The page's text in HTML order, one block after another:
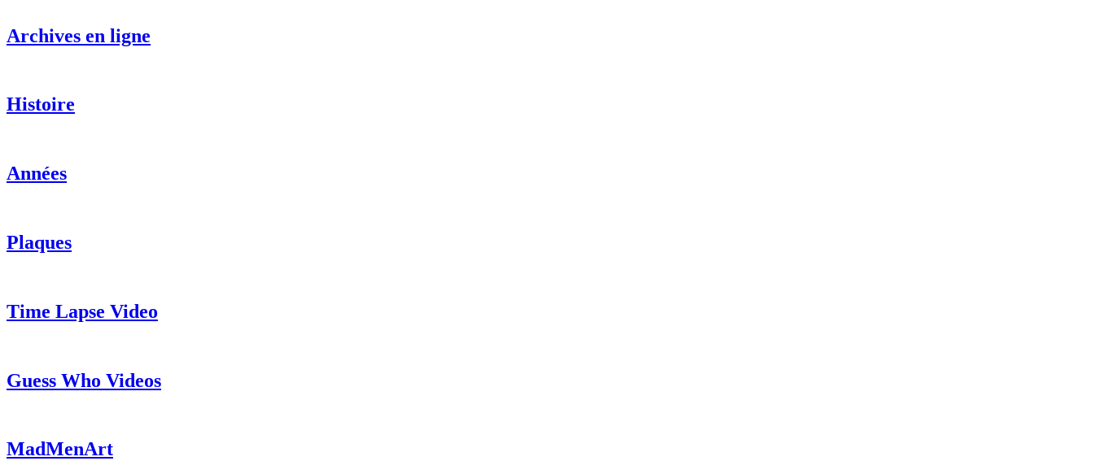
Archives en ligne
Histoire
Années
Plaques
Time Lapse Video
Guess Who Videos
MadMenArt